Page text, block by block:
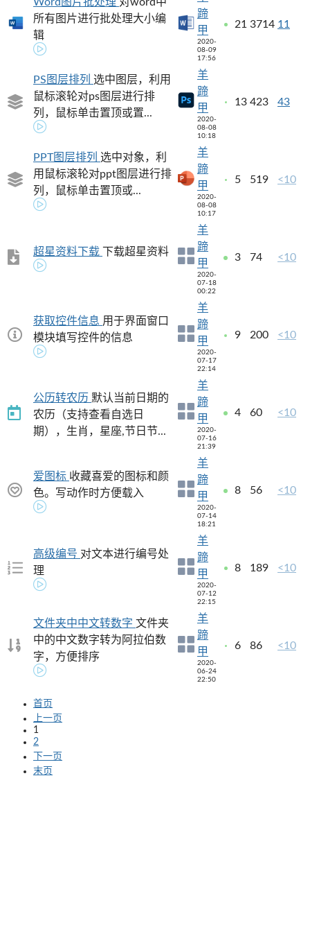
所有图片进行批处理大小编
辑
蹄
甲
2020-
08-09
17:56
21 3714 11
PS图层排列 选中图层，利用
鼠标滚轮对ps图层进行排
列，鼠标单击置顶或置...
羊
蹄
甲
2020-
08-08
10:18
13 423 43
PPT图层排列 选中对象，利
用鼠标滚轮对ppt图层进行排
列，鼠标单击置顶或...
羊
蹄
甲
2020-
08-08
10:17
5 519 <10
超星资料下载 下载超星资料
羊
蹄
甲
2020-
07-18
00:22
3 74 <10
获取控件信息 用于界面窗口
模块填写控件的信息
羊
蹄
甲
2020-
07-17
22:14
9 200 <10
公历转农历 默认当前日期的
农历（支持查看自选日
期），生肖，星座,节日节...
羊
蹄
甲
2020-
07-16
21:39
4 60 <10
爱图标 收藏喜爱的图标和颜
色。写动作时方便载入
羊
蹄
甲
2020-
07-14
18:21
8 56 <10
高级编号 对文本进行编号处
理
羊
蹄
甲
2020-
07-12
22:15
8 189 <10
文件夹中中文转数字 文件夹
中的中文数字转为阿拉伯数
字，方便排序
羊
蹄
甲
2020-
06-24
22:50
6 86 <10
首页
上一页
1
2
下一页
末页